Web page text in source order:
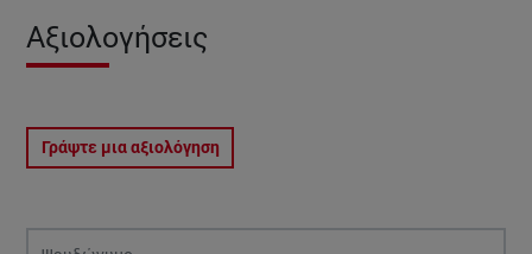
Αξιολογήσεις
Γράψτε μια αξιολόγηση